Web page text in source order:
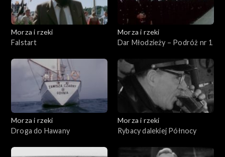
Morza i rzeki
Falstart
Morza i rzeki
Dar Młodzieży – Podróż nr 1
Morza i rzeki
Droga do Hawany
Morza i rzeki
Rybacy dalekiej Północy